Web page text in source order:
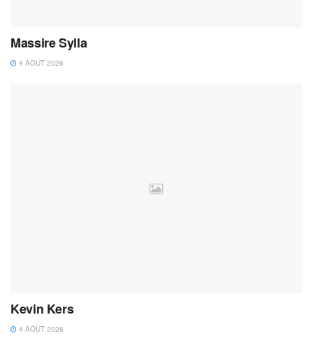
Massire Sylla
4 AOÛT 2026
Kevin Kers
4 AOÛT 2026